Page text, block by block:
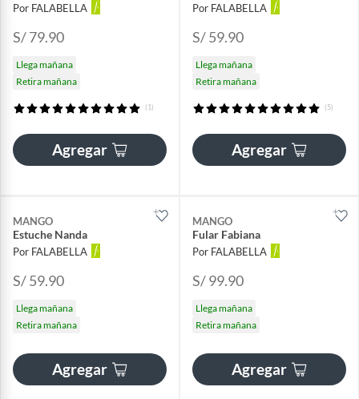
Por FALABELLA
S/ 79.90
Llega mañana
Retira mañana
(1)
Agregar
Por FALABELLA
S/ 59.90
Llega mañana
Retira mañana
(5)
Agregar
MANGO
Estuche Nanda
Por FALABELLA
S/ 59.90
Llega mañana
Retira mañana
Agregar
MANGO
Fular Fabiana
Por FALABELLA
S/ 99.90
Llega mañana
Retira mañana
Agregar